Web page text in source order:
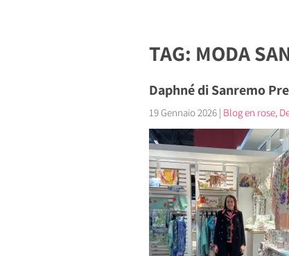
TAG: MODA
Daphné di Sanremo
19 Gennaio 2026 | Blog en rose,